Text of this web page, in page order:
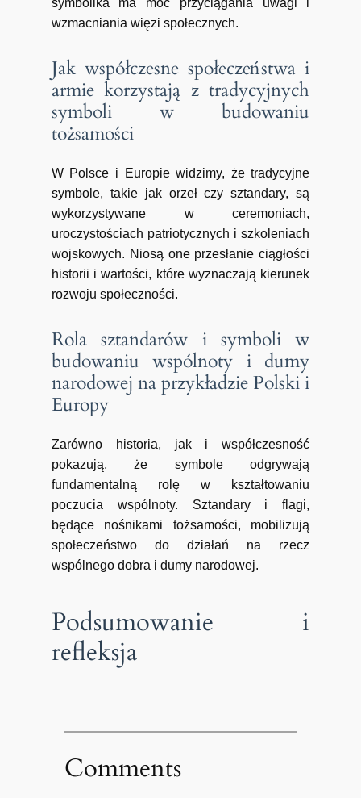
symbolika ma moc przyciągania uwagi i
wzmacniania więzi społecznych.
Jak współczesne społeczeństwa i
armie korzystają z tradycyjnych
symboli w budowaniu
tożsamości
W Polsce i Europie widzimy, że tradycyjne
symbole, takie jak orzeł czy sztandary, są
wykorzystywane w ceremoniach,
uroczystościach patriotycznych i szkoleniach
wojskowych. Niosą one przesłanie ciągłości
historii i wartości, które wyznaczają kierunek
rozwoju społeczności.
Rola sztandarów i symboli w
budowaniu wspólnoty i dumy
narodowej na przykładzie Polski i
Europy
Zarówno historia, jak i współczesność
pokazują, że symbole odgrywają
fundamentalną rolę w kształtowaniu
poczucia wspólnoty. Sztandary i flagi,
będące nośnikami tożsamości, mobilizują
społeczeństwo do działań na rzecz
wspólnego dobra i dumy narodowej.
Podsumowanie i
refleksja
Comments